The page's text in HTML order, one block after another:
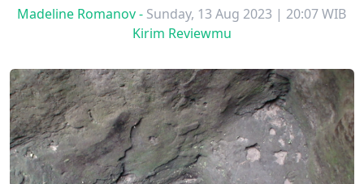
Madeline Romanov- Sunday, 13 Aug 2023 | 20:07 WIB
Kirim Reviewmu